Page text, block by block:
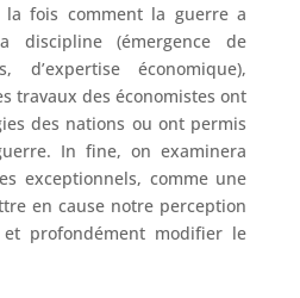
la fois comment la guerre a
discipline (émergence de
d’expertise économique),
travaux des économistes ont
des nations ou ont permis
In fine, on examinera
exceptionnels, comme une
en cause notre perception
profondément modifier le